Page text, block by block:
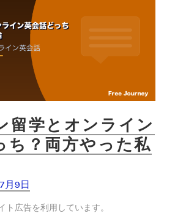
｜
セ
ブ
ヶ
の
費
学
校
留学とオンライン
ち？両方やった私
月9日
ト広告を利用しています。